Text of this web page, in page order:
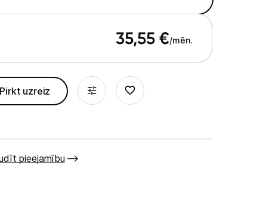
35,55 €/mēn.
Pirkt uzreiz
pieejamību